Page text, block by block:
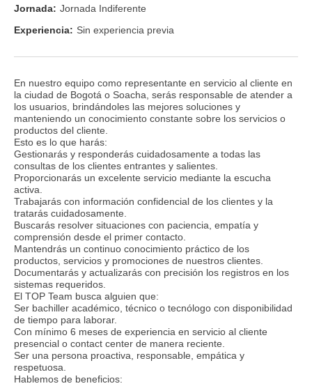
Jornada: Jornada Indiferente
Experiencia: Sin experiencia previa
En nuestro equipo como representante en servicio al cliente en
la ciudad de Bogotá o Soacha, serás responsable de atender a
los usuarios, brindándoles las mejores soluciones y
manteniendo un conocimiento constante sobre los servicios o
productos del cliente.
Esto es lo que harás:
Gestionarás y responderás cuidadosamente a todas las
consultas de los clientes entrantes y salientes.
Proporcionarás un excelente servicio mediante la escucha
activa.
Trabajarás con información confidencial de los clientes y la
tratarás cuidadosamente.
Buscarás resolver situaciones con paciencia, empatía y
comprensión desde el primer contacto.
Mantendrás un continuo conocimiento práctico de los
productos, servicios y promociones de nuestros clientes.
Documentarás y actualizarás con precisión los registros en los
sistemas requeridos.
El TOP Team busca alguien que:
Ser bachiller académico, técnico o tecnólogo con disponibilidad
de tiempo para laborar.
Con mínimo 6 meses de experiencia en servicio al cliente
presencial o contact center de manera reciente.
Ser una persona proactiva, responsable, empática y
respetuosa.
Hablemos de beneficios: